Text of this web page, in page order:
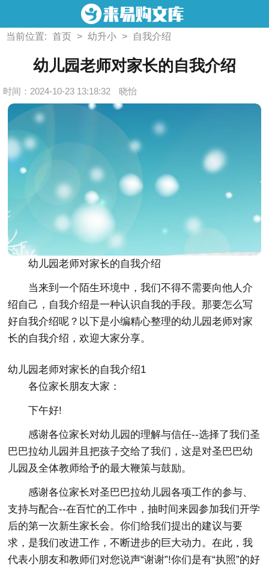
当前位置: 首页 > 幼升小 > 自我介绍
幼儿园老师对家长的自我介绍
时间：2024-10-23 13:18:32 晓怡
幼儿园老师对家长的自我介绍
当来到一个陌生环境中，我们不得不需要向他人介
绍自己，自我介绍是一种认识自我的手段。那要怎么写
好自我介绍呢？以下是小编精心整理的幼儿园老师对家
长的自我介绍，欢迎大家分享。
幼儿园老师对家长的自我介绍1
各位家长朋友大家：
下午好!
感谢各位家长对幼儿园的理解与信任--选择了我们圣
巴巴拉幼儿园并且把孩子交给了我们，这是对圣巴巴幼
儿园及全体教师给予的最大鞭策与鼓励。
感谢各位家长对圣巴巴拉幼儿园各项工作的参与、
支持与配合--在百忙的工作中，抽时间来园参加我们开学
后的第一次新生家长会。你们给我们提出的建议与要
求，是我们改进工作，不断进步的巨大动力。在此，我
代表小朋友和教师们对您说声“谢谢”!你们是有“执照”的好